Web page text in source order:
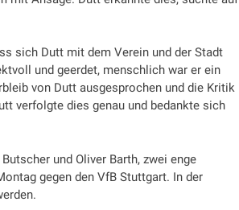
sich Dutt mit dem Verein und der Stadt
und geerdet, menschlich war er ein
von Dutt ausgesprochen und die Kritik
verfolgte dies genau und bedankte sich
und Oliver Barth, zwei enge
gegen den VfB Stuttgart. In der